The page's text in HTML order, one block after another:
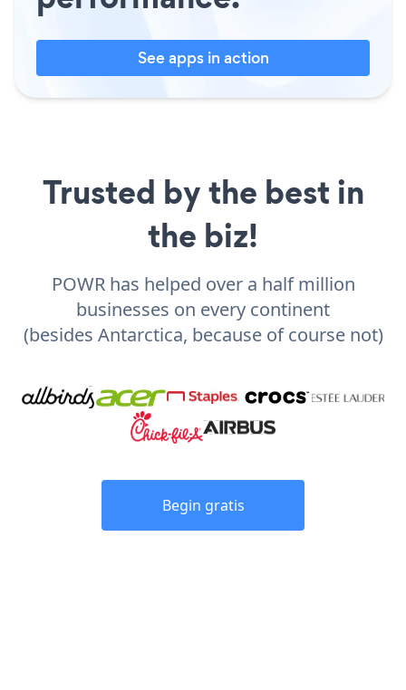
See apps in action
Trusted by the best in
the biz!
POWR has helped over a half million
businesses on every continent
(besides Antarctica, because of course not)
Begin gratis